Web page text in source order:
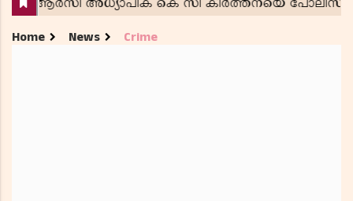
Home News Crime